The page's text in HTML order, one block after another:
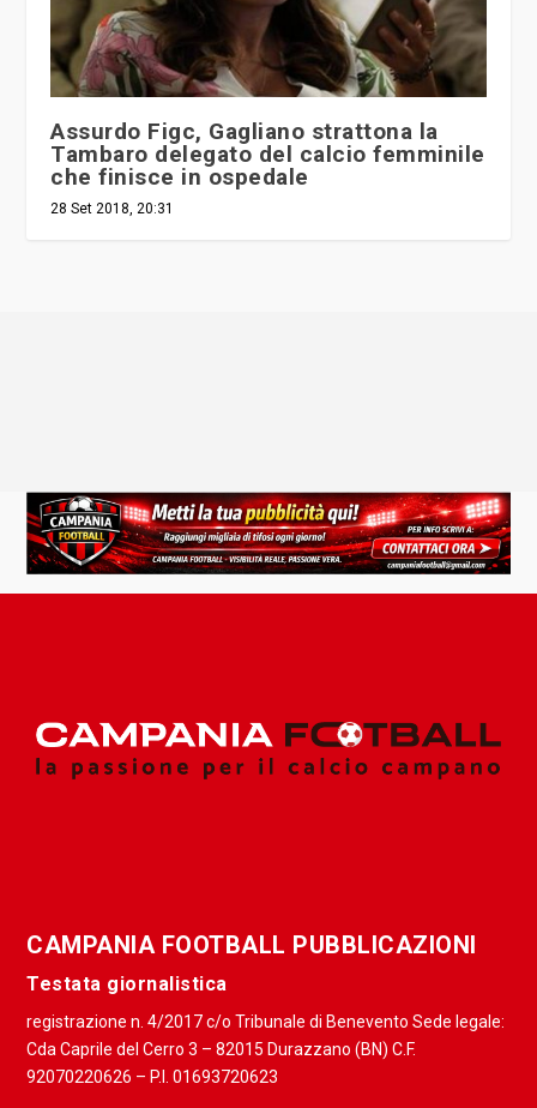
Assurdo Figc, Gagliano strattona la
Tambaro delegato del calcio femminile
che finisce in ospedale
28 Set 2018, 20:31
CAMPANIA FOOTBALL PUBBLICAZIONI
Testata giornalistica
registrazione n. 4/2017 c/o Tribunale di Benevento Sede legale:
Cda Caprile del Cerro 3 – 82015 Durazzano (BN) C.F.
92070220626 – P.I. 01693720623